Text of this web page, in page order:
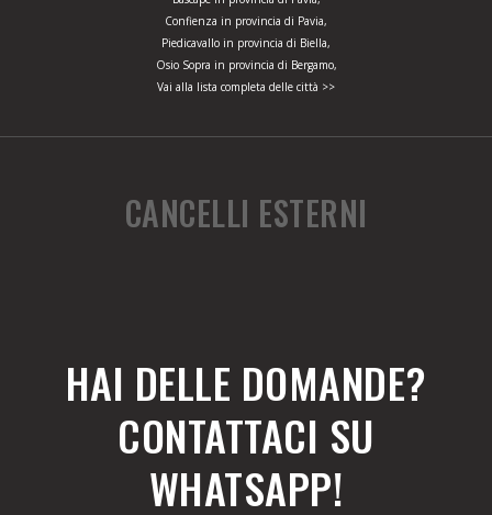
Confienza in provincia di Pavia,
Piedicavallo in provincia di Biella,
Osio Sopra in provincia di Bergamo,
Vai alla lista completa delle città >>
CANCELLI ESTERNI
HAI DELLE DOMANDE?
CONTATTACI SU
WHATSAPP!